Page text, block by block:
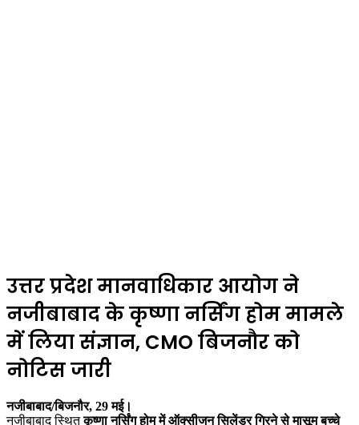
उत्तर प्रदेश मानवाधिकार आयोग ने
नजीबाबाद के कृष्णा नर्सिंग होम मामले
में लिया संज्ञान, CMO बिजनौर को
नोटिस जारी
नजीबाबाद/बिजनौर, 29 मई।
नजीबाबाद स्थितकृष्णा नर्सिंग होम में ऑक्सीजन सिलेंडर गिरने से मासूम बच्चे